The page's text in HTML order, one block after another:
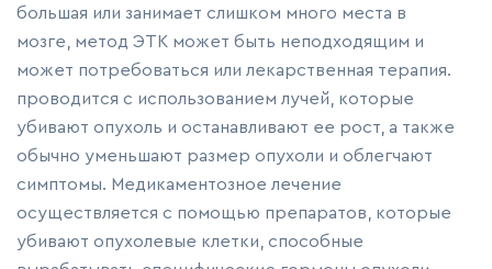
большая или занимает слишком много места в
мозге, метод ЭТК может быть неподходящим и
может потребоваться или лекарственная терапия.
проводится с использованием лучей, которые
убивают опухоль и останавливают ее рост, а также
обычно уменьшают размер опухоли и облегчают
симптомы. Медикаментозное лечение
осуществляется с помощью препаратов, которые
убивают опухолевые клетки, способные